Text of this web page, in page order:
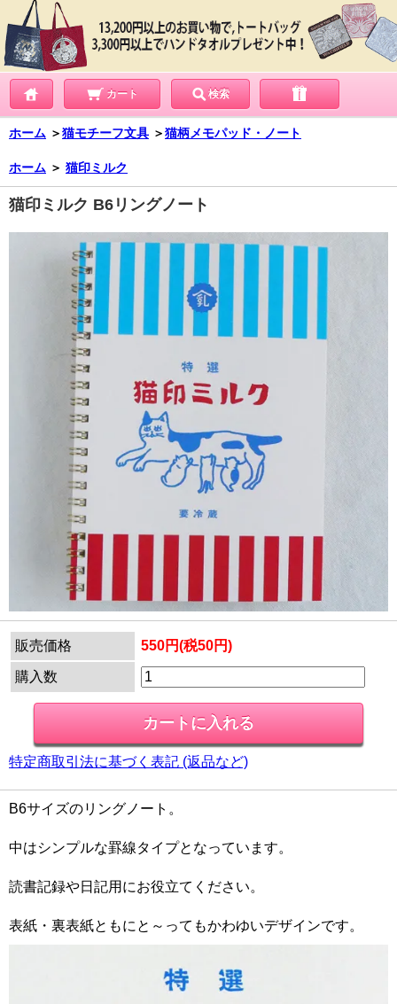
カート 検索
ホーム ＞猫モチーフ文具 ＞猫柄メモパッド・ノート
ホーム ＞ 猫印ミルク
猫印ミルク B6リングノート
販売価格 550円(税50円)
購入数
特定商取引法に基づく表記 (返品など)
B6サイズのリングノート。
中はシンプルな罫線タイプとなっています。
読書記録や日記用にお役立てください。
表紙・裏表紙ともにと～ってもかわゆいデザインです。